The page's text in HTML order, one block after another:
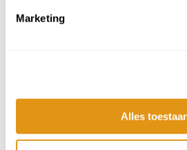
Marketing
Alles